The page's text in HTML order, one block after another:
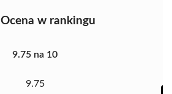
Ocena w rankingu
9.75 na 10
9.75